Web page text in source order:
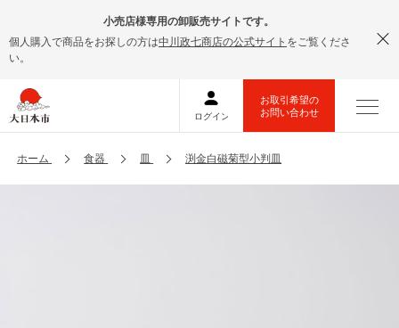
小売店様専用の卸販売サイトです。
個人購入で商品をお探しの方は中川政七商店の公式サイト をご覧くださ
い。
ホーム 食器 皿 渕金白磁菊型小判皿